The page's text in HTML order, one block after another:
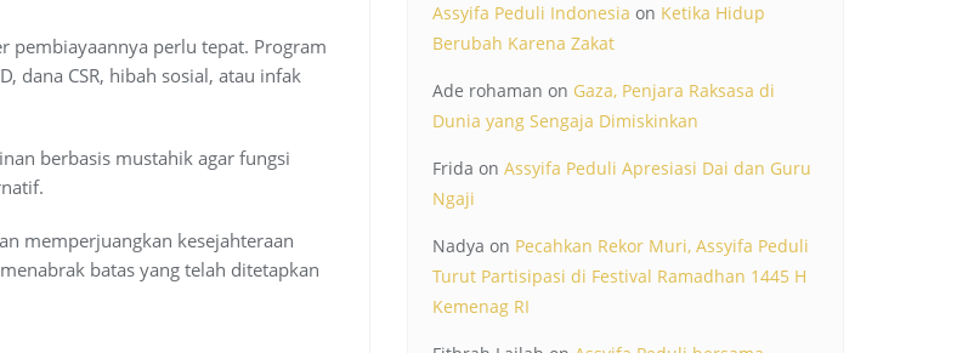
pembiayaannya perlu tepat. Program
dana CSR, hibah sosial, atau infak
berbasis mustahik agar fungsi
memperjuangkan kesejahteraan
batas yang telah ditetapkan
Assyifa Peduli Indonesia on Ketika Hidup
Berubah Karena Zakat
Ade rohaman on Gaza, Penjara Raksasa di
Dunia yang Sengaja Dimiskinkan
Frida on Assyifa Peduli Apresiasi Dai dan Guru
Ngaji
Nadya on Pecahkan Rekor Muri, Assyifa Peduli
Turut Partisipasi di Festival Ramadhan 1445 H
Kemenag RI